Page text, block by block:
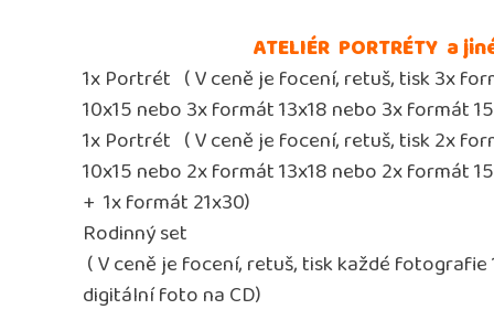
ATELIÉR PORTRÉTY a
1x Portrét ( V ceně je focení, retuš, tisk 3x
10x15 nebo3x formát 13x18 nebo3xformát
1x Portrét ( V ceně je focení, retuš,tisk 2x
10x15 nebo 2x formát 13x18nebo2xformát
+ 1x formát 21x30)
Rodinný set
( V ceně je focení, retuš, tisk každé
digitální foto na CD)